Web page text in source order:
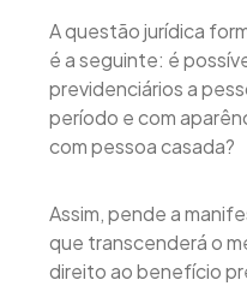
A questão jurídica
é a seguinte: é
previdenciários a
período e com
com pessoa casada?
Assim, pende a
que transcenderá o
direito ao benefício